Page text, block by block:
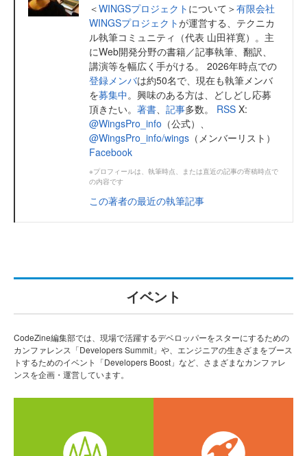
＜WINGSプロジェクト について＞有限会社
WINGSプロジェクトが運営する、テクニカ
ル執筆コミュニティ（代表 山田祥寛）。主
にWeb開発分野の書籍／記事執筆、翻訳、
講演等を幅広く手がける。 2026年時点での
登録メンバは約50名で、現在も執筆メンバ
を募集中。興味のある方は、どしどし応募
頂きたい。 著書 記事多数。 RSS X:
@WingsPro_info （公式）、
@WingsPro_info/wings （メンバーリスト）
Facebook
※プロフィールは、執筆時点、または直近の記事の寄稿時点で
の内容です
この著者の最近の執筆記事
イベント
CodeZine編集部では、現場で活躍するデベロッパーをスターにするための
カンファレンス「Developers Summit」や、エンジニアの生きざまをブース
トするためのイベント「Developers Boost」など、さまざまなカンファレ
ンスを企画・運営しています。